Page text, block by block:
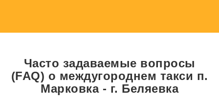
Часто задаваемые вопросы
(FAQ) о междугороднем такси п.
Марковка - г. Беляевка